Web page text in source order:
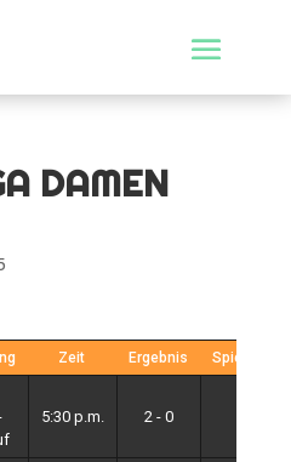
DAMEN
Zeit Ergebnis Spieltag
5:30 p.m. 2 - 0